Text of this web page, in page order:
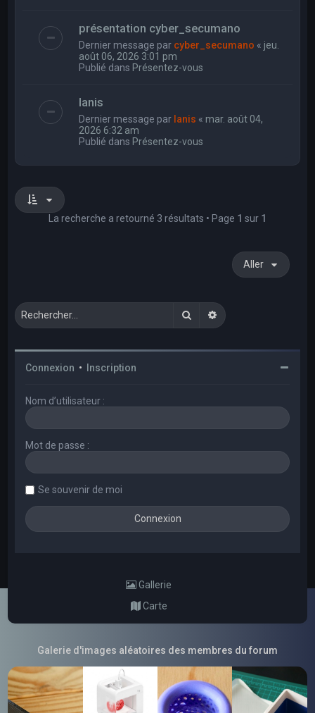
présentation cyber_secumano
Dernier message par cyber_secumano « jeu.
août 06, 2026 3:01 pm
Publié dans Présentez-vous
Ianis
Dernier message par Ianis « mar. août 04,
2026 6:32 am
Publié dans Présentez-vous
La recherche a retourné 3 résultats • Page 1 sur 1
Aller
RechercherRecherche avancée
Connexion • Inscription
Nom d’utilisateur :
Mot de passe :
Se souvenir de moi
Gallerie
Carte
Galerie d'images aléatoires des membres du forum